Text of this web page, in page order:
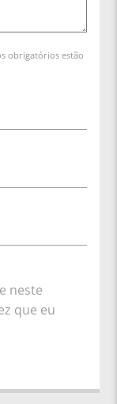
obrigatórios estão
neste
que eu